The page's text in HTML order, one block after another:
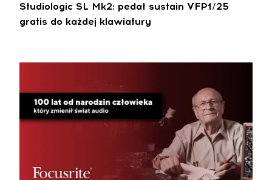
Studiologic SL Mk2: pedał sustain VFP1/25
gratis do każdej klawiatury